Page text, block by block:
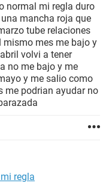
normal mi regla duro
mancha roja que
tube relaciones
mismo mes me bajo y
volvi a tener
no me bajo y me
y me salio como
me podrian ayudar no
regla